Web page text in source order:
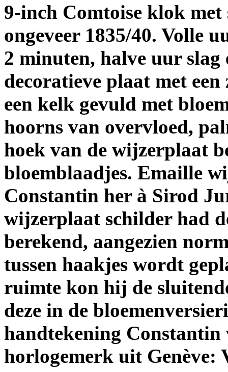
9-inch Comtoise klok
ongeveer 1835/40. Volle
2 minuten, halve uur slag
decoratieve plaat met
een kelk gevuld met
hoorns van overvloed,
hoek van de wijzerplaat
bloemblaadjes. Emaille
Constantin her à Sirod
wijzerplaat schilder had
berekend, aangezien
tussen haakjes wordt
ruimte kon hij de
deze in de
handtekening Constantin
horlogemerk uit Genève: